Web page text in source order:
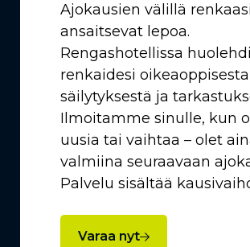
Ajokausien välillä renkaasi
ansaitsevat lepoa.
Rengashotellissa
renkaidesi oikeaoppisesta
säilytyksestä ja
Ilmoitamme sinulle, kun
uusia tai vaihtaa – olet
valmiina seuraavaan
Palvelu sisältää
Varaa nyt